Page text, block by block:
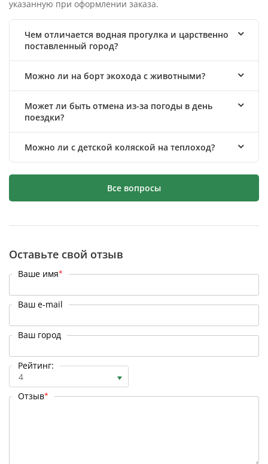
указанную при оформлении заказа.
Чем отличается водная прогулка и царственно
поставленный город?
Можно ли на борт экохода с животными?
Может ли быть отмена из-за погоды в день
поездки?
Можно ли с детской коляской на теплоход?
Все вопросы
Оставьте свой отзыв
Ваше имя*
Ваш e-mail
Ваш город
Рейтинг:
4
Отзыв*